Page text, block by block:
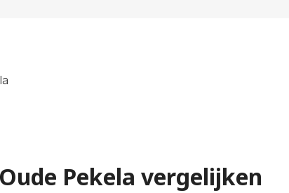
Pekela vergelijken